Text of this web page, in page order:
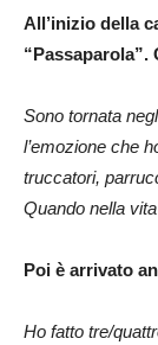
All’inizio della
“Passaparola”.
Sono tornata
l’emozione che
truccatori,
Quando nella
Poi è arrivato
Ho fatto tre/